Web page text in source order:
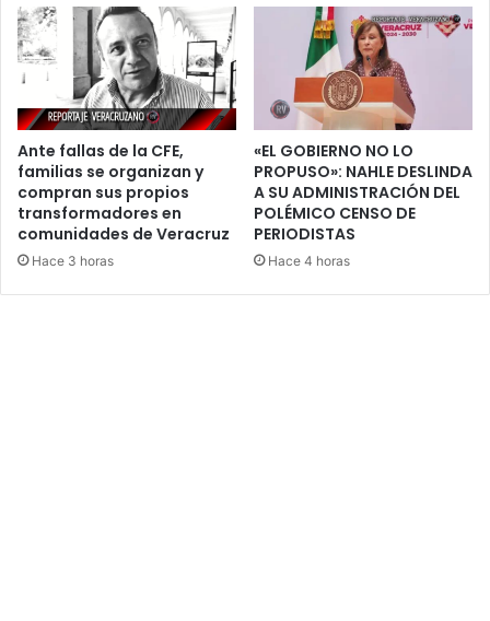
Ante fallas de la CFE,
familias se organizan y
compran sus propios
transformadores en
comunidades de Veracruz
Hace 3 horas
«EL GOBIERNO NO LO
PROPUSO»: NAHLE DESLINDA
A SU ADMINISTRACIÓN DEL
POLÉMICO CENSO DE
PERIODISTAS
Hace 4 horas